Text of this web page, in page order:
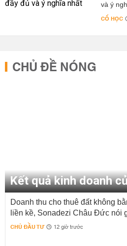
và ý
CỔ HỌC
CHỦ ĐỀ NÓNG
Doanh thu cho thuê đất không
liền kề, Sonadezi Châu Đức nói
CHỦ ĐẦU TƯ 12 giờ trước